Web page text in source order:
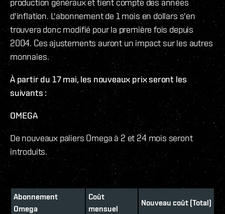
production généraux et tient compte des années
d'inflation. L'abonnement de 1 mois en dollars s'en
trouvera donc modifié pour la première fois depuis
2004. Ces ajustements auront un impact sur les autres
monnaies.
À partir du 17 mai, les nouveaux prix seront les
suivants :
OMEGA
De nouveaux paliers Omega à 2 et 24 mois seront
introduits.
Abonnement
Omega
Coût
mensuel
Nouveau coût (Total)